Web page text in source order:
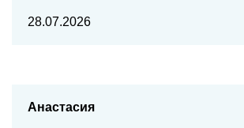
28.07.2026
Анастасия